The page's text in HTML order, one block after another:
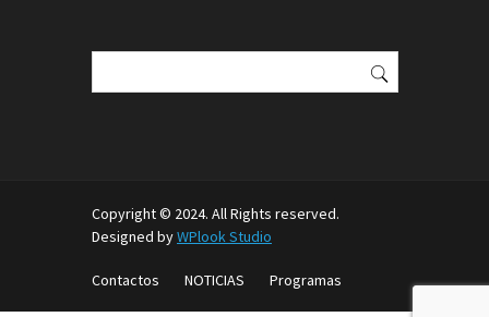
Buscar:
Copyright © 2024. All Rights reserved.
Designed byWPlook Studio
Contactos NOTICIAS Programas